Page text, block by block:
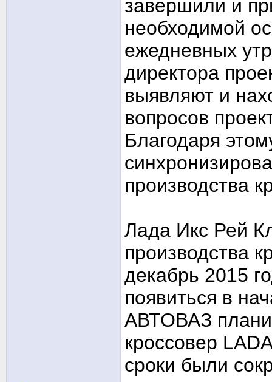
завершили и
необходимой
ежедневных
директора
выявляют и
вопросов
Благодаря
производства
Лада Икс Рей
производства
декабрь 2015
появиться в
АВТОВАЗ
кроссовер
сроки были